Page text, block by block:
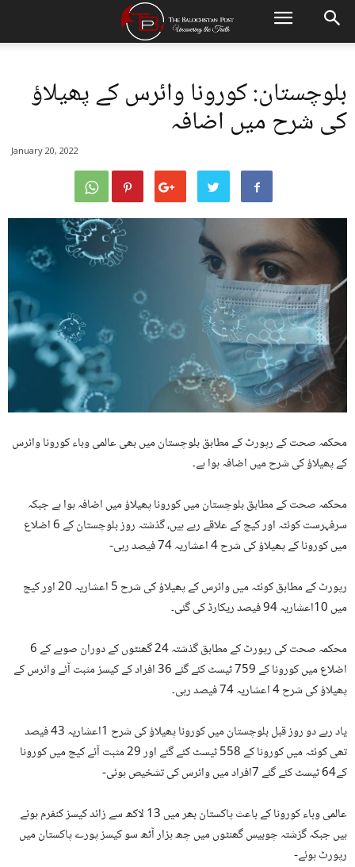
بلوچستان: کورونا وائرس کے پھیلاؤ
کی شرح میں اضافہ
January 20, 2022
محکمہ صحت کے رپورٹ کے مطابق بلوچستان میں بھی عالمی وباء کورونا وائرس
کے پھیلاؤ کی شرح میں اضافہ ہوا ہے۔
محکمہ صحت کے مطابق بلوچستان میں کورونا پھیلاؤ میں اضافہ ہوا ہے جبکہ
سرفہرست کوئٹہ اور کیچ کے علاقے رہے ہیں، گذشتہ روز بلوچستان کے 6 اضلاع
میں کورونا کے پھیلاؤ کی شرح 4 اعشاریہ 74 فیصد رہی-
رپورٹ کے مطابق کوئٹہ میں وائرس کے پھیلاؤ کی شرح 5 اعشاریہ 20 اور کیچ
میں 10اعشاریہ 94 فیصد ریکارڈ کی گئی۔
محکمہ صحت کی رپورٹ کے مطابق گذشتہ 24 گھنٹوں کے دوران صوبے کے 6
اضلاع میں کورونا کے 759 ٹیسٹ کئے گئے 36 افراد کے کیسز مثبت آئے وائرس کے
پھیلاؤ کی شرح 4 اعشاریہ 74 فیصد رہی۔
یاد رہے دو روز قبل بلوچستان میں کورونا پھیلاؤ کی شرح 1اعشاریہ 43 فیصد
تھی کوئٹہ میں کورونا کے 558 ٹیسٹ کئے گئے اور 29 مثبت آئے کیچ میں کورونا
کے64 ٹیسٹ کئے گئے 7افراد میں وائرس کی تشخیص ہوئی-
عالمی وباء کورونا کے باعث پاکستان بھر میں 13 لاکھ سے زائد کیسز کنفرم ہوئے
ہیں جبکہ گزشتہ چوبیس گھنٹوں میں چھ ہزار آٹھ سو کیسز پورے پاکستان میں
رپورٹ ہوئے-